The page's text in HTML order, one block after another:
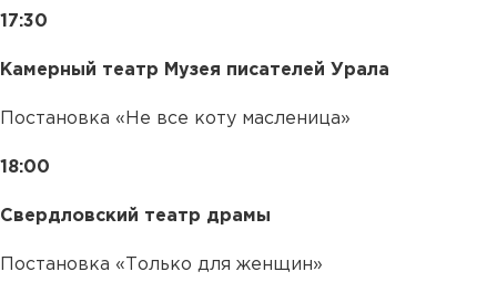
17:30
Камерный театр Музея писателей Урала
Постановка «Не все коту масленица»
18:00
Свердловский театр драмы
Постановка «Только для женщин»